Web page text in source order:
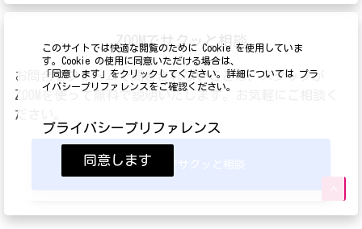
ZOOMでサクッと相談
お問合せフォームで聞ききれないことは、スタッフが
ZOOMを使って無料で説明いたします。お気軽にご相談く
ださい。
ZOOMでサクッと相談
このサイトでは快適な閲覧のために Cookie を使用していま
す。Cookie の使用に同意いただける場合は、
「同意します」をクリックしてください。詳細については プラ
イバシープリファレンスをご確認ください。
プライバシープリファレンス
同意します